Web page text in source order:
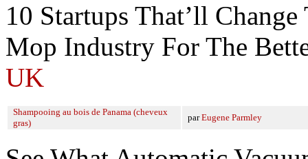
10 Startups That’ll
Mop Industry For The
UK
Shampooing au bois de Panama (cheveux
gras)
parEugene Parmley